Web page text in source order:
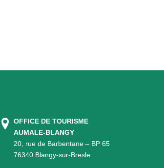
OFFICE DE TOURISME
AUMALE-BLANGY
20, rue de Barbentane – BP 65
76340 Blangy-sur-Bresle